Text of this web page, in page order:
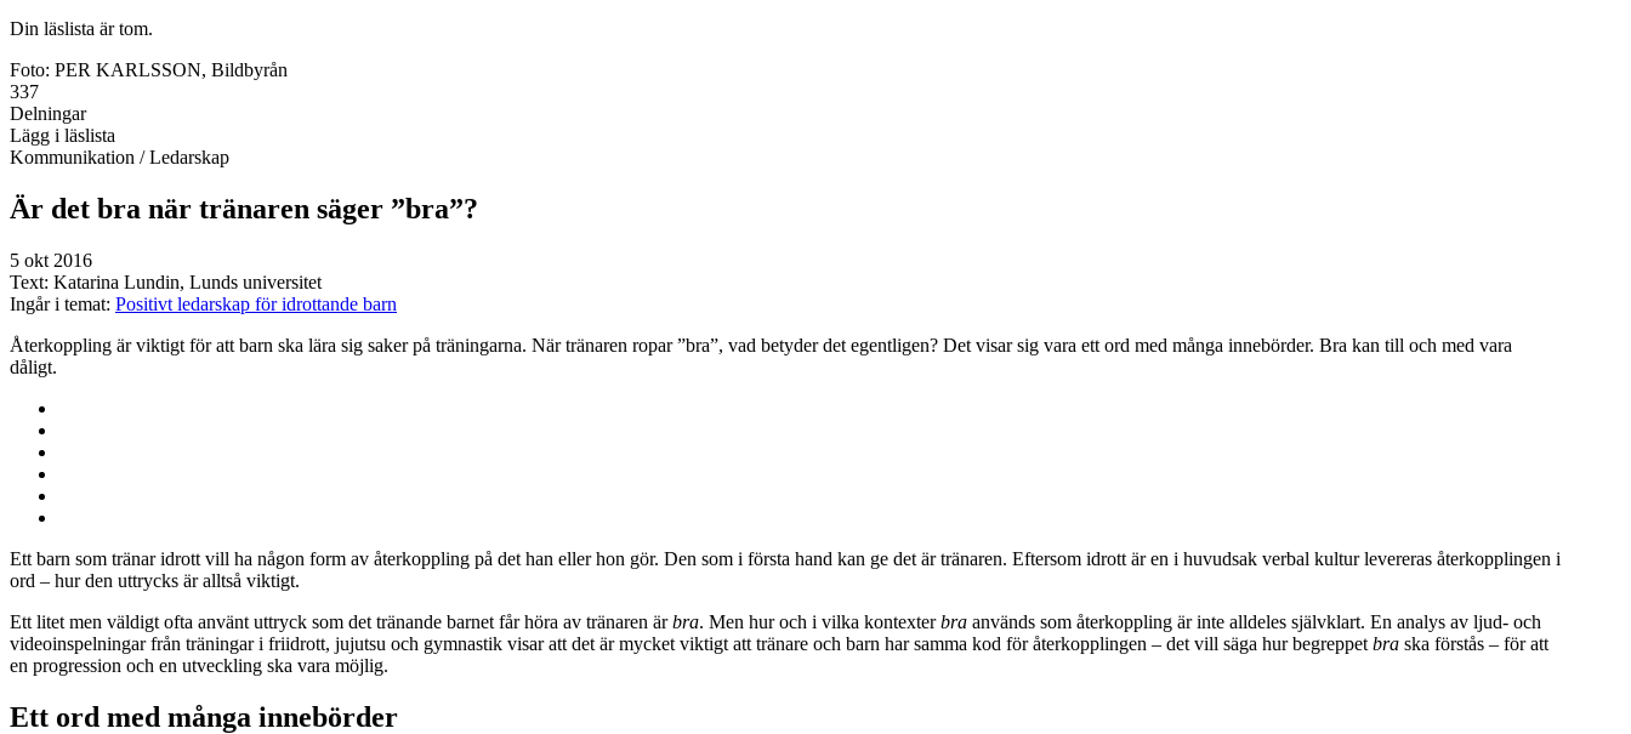
Din läslista är tom.
Foto: PER KARLSSON, Bildbyrån
337
Delningar
Lägg i läslista
Kommunikation / Ledarskap
Är det bra när tränaren säger ”bra”?
5 okt 2016
Text: Katarina Lundin, Lunds universitet
Ingår i temat: Positivt ledarskap för idrottande barn
Återkoppling är viktigt för att barn ska lära sig saker på träningarna. När tränaren ropar ”bra”, vad betyder det egentligen? Det visar sig vara ett ord med många innebörder. Bra kan till och med vara
dåligt.
Ett barn som tränar idrott vill ha någon form av återkoppling på det han eller hon gör. Den som i första hand kan ge det är tränaren. Eftersom idrott är en i huvudsak verbal kultur levereras återkopplingen i
ord – hur den uttrycks är alltså viktigt.
Ett litet men väldigt ofta använt uttryck som det tränande barnet får höra av tränaren ärbra. Men hur och i vilka kontexterbra används som återkoppling är inte alldeles självklart. En analys av ljud- och
videoinspelningar från träningar i friidrott, jujutsu och gymnastik visar att det är mycket viktigt att tränare och barn har samma kod för återkopplingen – det vill säga hur begreppet bra ska förstås – för att
en progression och en utveckling ska vara möjlig.
Ett ord med många innebörder